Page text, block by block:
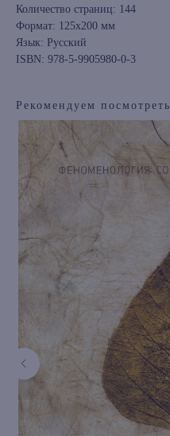
Количество страниц: 144
Формат: 125х200 мм
Язык: Русский
ISBN: 978-5-9905980-0-3
Рекомендуем посмотреть
книжный интернет-магазин из
Петербурга